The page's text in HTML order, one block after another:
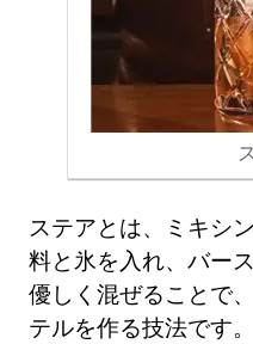
ステアとは、ミキシ
料と氷を入れ、バー
優しく混ぜることで
テルを作る技法です。